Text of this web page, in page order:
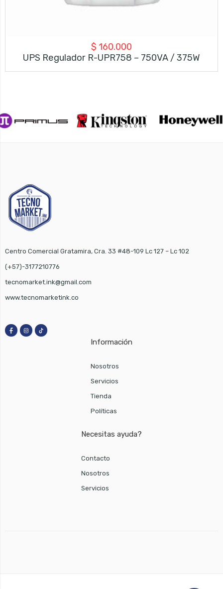
$ 160.000
UPS Regulador R-UPR758 – 750VA / 375W
Centro Comercial Gratamira, Cra. 33 #48-109 Lc 127 – Lc 102
(+57)-3177210776
tecnomarket.ink@gmail.com
www.tecnomarketink.co
Información
Nosotros
Servicios
Tienda
Políticas
Necesitas ayuda?
Contacto
Nosotros
Servicios